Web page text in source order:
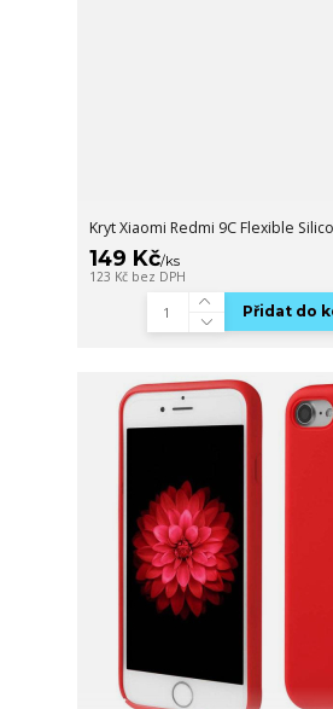
Kryt Xiaomi Redmi 9C Flexible
149 Kč/ks
123 Kč bez DPH
Přidat do